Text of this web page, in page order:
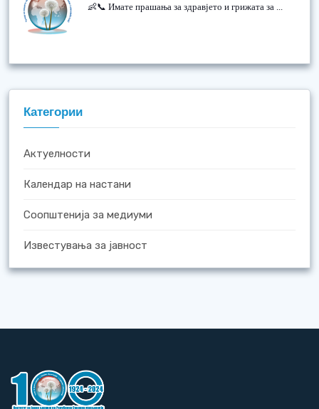
👶📞 Имате прашања за здравјето и грижата за ...
Категории
Актуелности
Календар на настани
Соопштенија за медиуми
Известувања за јавност